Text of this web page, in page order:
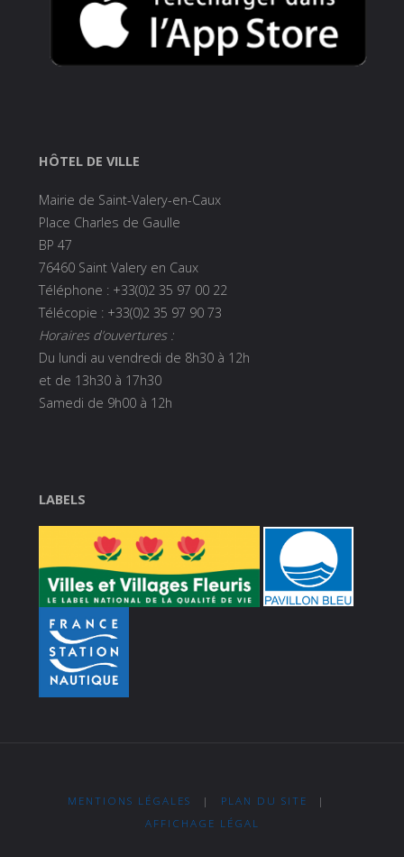
HÔTEL DE VILLE
Mairie de Saint-Valery-en-Caux
Place Charles de Gaulle
BP 47
76460 Saint Valery en Caux
Téléphone : +33(0)2 35 97 00 22
Télécopie : +33(0)2 35 97 90 73
Horaires d’ouvertures :
Du lundi au vendredi de 8h30 à 12h
et de 13h30 à 17h30
Samedi de 9h00 à 12h
LABELS
MENTIONS LÉGALES | PLAN DU SITE
|
AFFICHAGE LÉGAL